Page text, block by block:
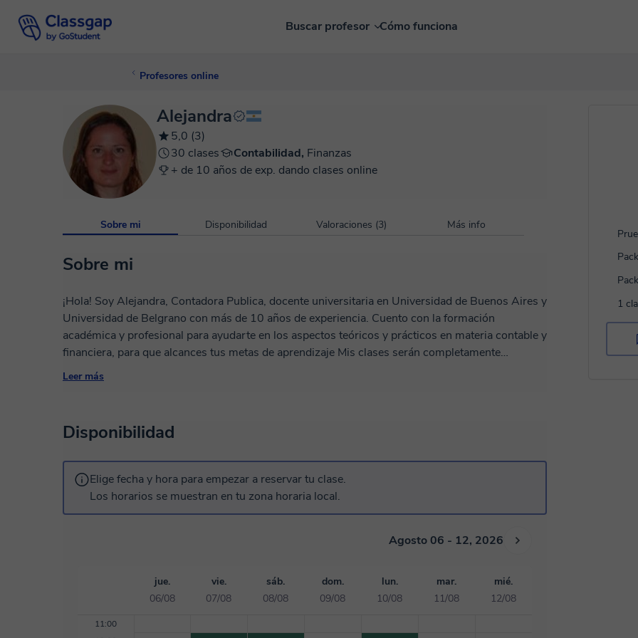
Buscar profesor Cómo funciona
Profesores online
1
Alejandra
5,0 (3)
30 clases
Contabilidad, Finanzas
+ de 10 años de exp. dando clases online
Sobre mi Disponibilidad Valoraciones (3) Más info
Sobre mi
¡Hola! Soy Alejandra, Contadora Publica, docente universitaria en Universidad de Buenos Aires y
Universidad de Belgrano con más de 10 años de experiencia. Cuento con la formación
académica y profesional para ayudarte en los aspectos teóricos y prácticos en materia contable y
financiera, para que alcances tus metas de aprendizaje Mis clases serán completamente
personalizadas, adaptadas a tus objetivos y nivel de conocimiento, ya sea que comencemos de
Leer más
Disponibilidad
Elige fecha y hora para empezar a reservar tu clase.
Los horarios se muestran en tu zona horaria local.
Agosto 06 - 12, 2026
jue.
06/08
vie.
07/08
sáb.
08/08
dom.
09/08
lun.
10/08
mar.
11/08
mié.
12/08
11:00